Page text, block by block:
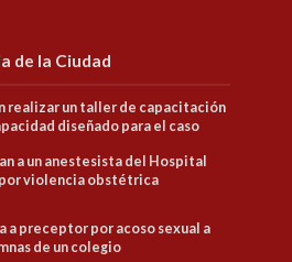
de la Ciudad
realizar un taller de capacitación
diseñado para el caso
a un anestesista del Hospital
violencia obstétrica
a preceptor por acoso sexual a
de un colegio